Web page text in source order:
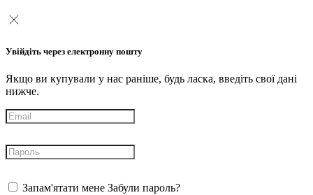
Увійдіть через електронну пошту
Якщо ви купували у нас раніше, будь ласка, введіть свої дані
нижче.
Запам'ятати мене Забули пароль?